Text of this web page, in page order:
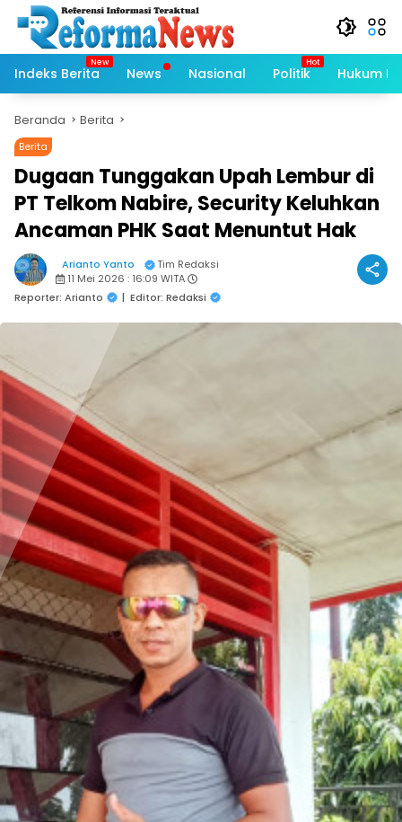
Langsung
konten
Indeks Berita
News Nasional Politik Hukum
Beranda Berita
Berita
Dugaan Tunggakan Upah Lembur di
PT Telkom Nabire, Security Keluhkan
Ancaman PHK Saat Menuntut Hak
Arianto Yanto
Tim Redaksi
11 Mei 2026 : 16:09 WITA
Reporter: Arianto
| Editor: Redaksi